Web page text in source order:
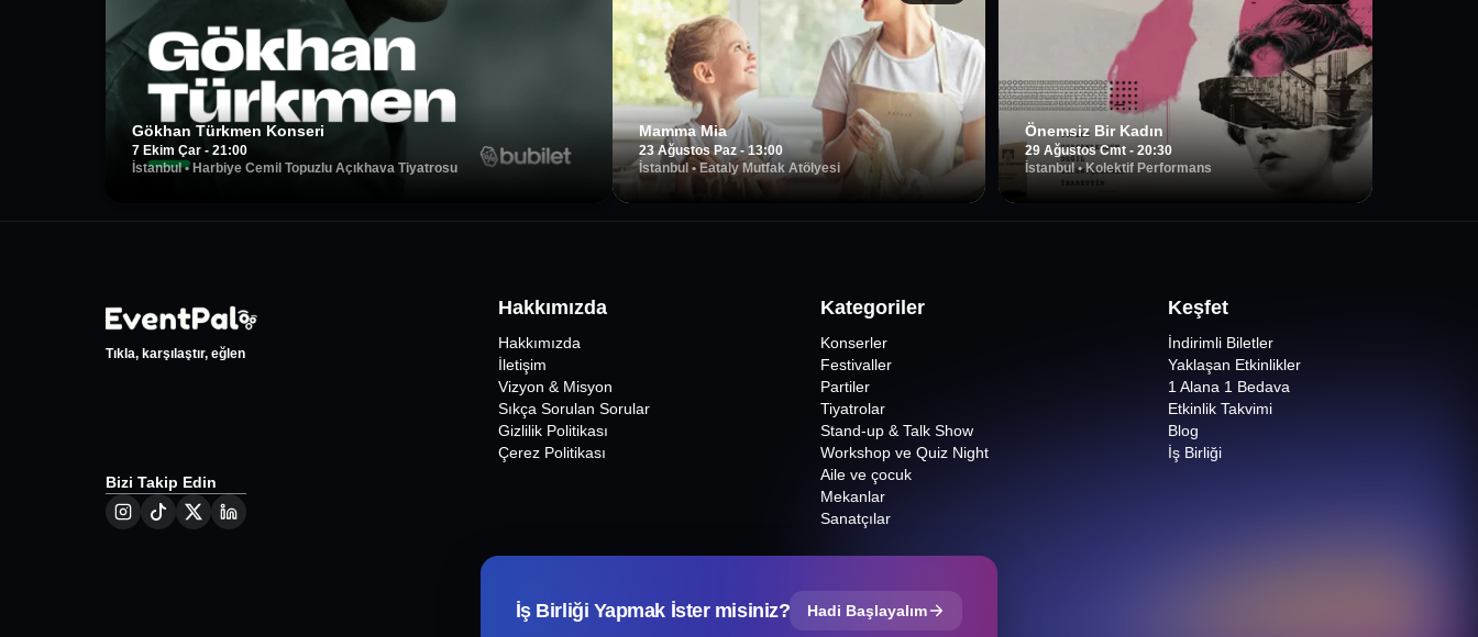
Gökhan Türkmen Konseri
7 Ekim Çar - 21:00
İstanbul•Harbiye Cemil Topuzlu Açıkhava Tiyatrosu
Mamma Mia
23 Ağustos Paz - 13:00
İstanbul•Eataly Mutfak Atölyesi
Önemsiz Bir Kadın
29 Ağustos Cmt - 20:30
İstanbul•Kolektif Performans
Tıkla, karşılaştır, eğlen
Bizi Takip Edin
Hakkımızda
Hakkımızda
İletişim
Vizyon & Misyon
Sıkça Sorulan Sorular
Gizlilik Politikası
Çerez Politikası
Kategoriler
Konserler
Festivaller
Partiler
Tiyatrolar
Stand-up & Talk Show
Workshop ve Quiz Night
Aile ve çocuk
Mekanlar
Sanatçılar
Keşfet
İndirimli Biletler
Yaklaşan Etkinlikler
1 Alana 1 Bedava
Etkinlik Takvimi
Blog
İş Birliği
İş Birliği Yapmak İster misiniz? Hadi Başlayalım